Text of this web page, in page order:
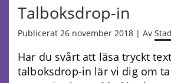
Talboksdrop-in
Publicerat 26 november 2018 | Av
Har du svårt att läsa tryckt
talboksdrop-in lär vi dig om